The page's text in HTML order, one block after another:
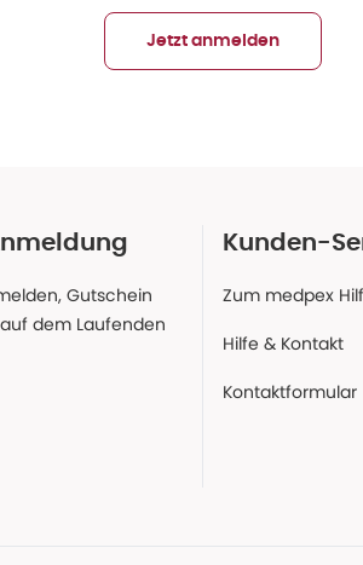
Jetzt anmelden
Gutschein
dem Laufenden
Kunden-
Zum medpex
Hilfe & Kontakt
Kontaktformular